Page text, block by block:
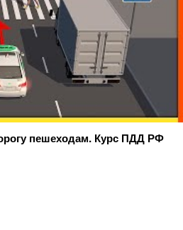
пешеходам. Курс ПДД РФ